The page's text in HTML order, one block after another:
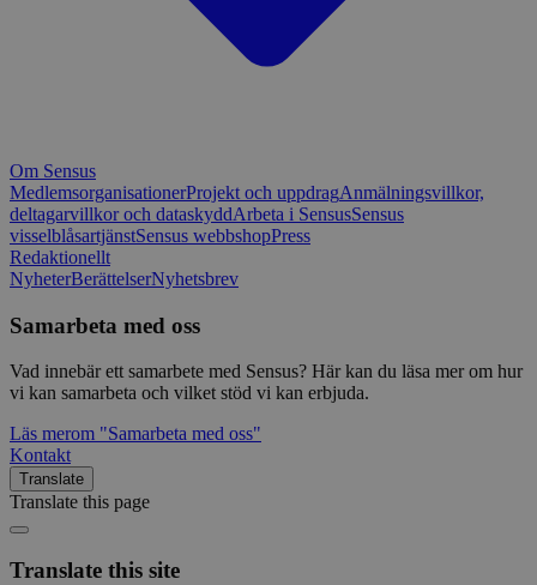
Om Sensus
MedlemsorganisationerProjekt och uppdragAnmälningsvillkor,
deltagarvillkor och dataskyddArbeta i SensusSensus
visselblåsartjänstSensus webbshopPress
Redaktionellt
NyheterBerättelserNyhetsbrev
Samarbeta med oss
Vad innebär ett samarbete med Sensus? Här kan du läsa mer om hur
vi kan samarbeta och vilket stöd vi kan erbjuda.
Läs merom "Samarbeta med oss"
Kontakt
Translate
Translate this page
Translate this site